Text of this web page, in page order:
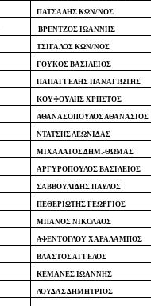
ΠΑΤΣΑΛΗΣ ΚΩΝ/ΝΟΣ
ΒΡΕΝΤΖΟΣ ΙΩΑΝΝΗΣ
ΤΣΙΓΑΛΟΣ ΚΩΝ/ΝΟΣ
ΓΟΥΚΟΣ ΒΑΣΙΛΕΙΟΣ
ΠΑΠΑΓΓΕΛΗΣ ΠΑΝΑΓΙΩΤΗΣ
ΚΟΥΦΟΥΛΗΣ ΧΡΗΣΤΟΣ
ΑΘΑΝΑΣΟΠΟΥΛΟΣ ΑΘΑΝΑΣΙΟΣ
ΝΤΑΤΣΗΣ ΛΕΩΝΙΔΑΣ
ΜΙΧΑΛΑΤΟΣ ΔΗΜ.-ΘΩΜΑΣ
ΑΡΓΥΡΟΠΟΥΛΟΣ ΒΑΣΙΛΕΙΟΣ
ΣΑΒΒΟΥΛΙΔΗΣ ΠΑΥΛΟΣ
ΠΕΘΕΡΙΩΤΗΣ ΓΕΩΡΓΙΟΣ
ΜΠΑΝΟΣ ΝΙΚΟΛΑΟΣ
ΑΦΕΝΤΟΓΛΟΥ ΧΑΡΑΛΑΜΠΟΣ
ΒΛΑΣΤΟΣ ΑΓΓΕΛΟΣ
ΚΕΜΑΝΕΣ ΙΩΑΝΝΗΣ
ΛΟΥΔΑΣ ΔΗΜΗΤΡΙΟΣ